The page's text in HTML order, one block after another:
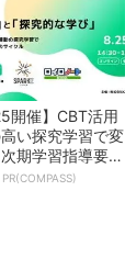
開催】CBT活用
い探究学習で変
期学習指導要領
を見据えた...
PR(COMPASS)